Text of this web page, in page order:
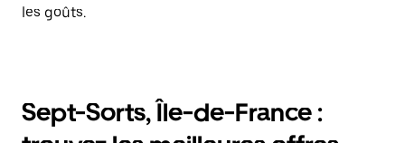
les goûts.
Sept-Sorts, Île-de-France :